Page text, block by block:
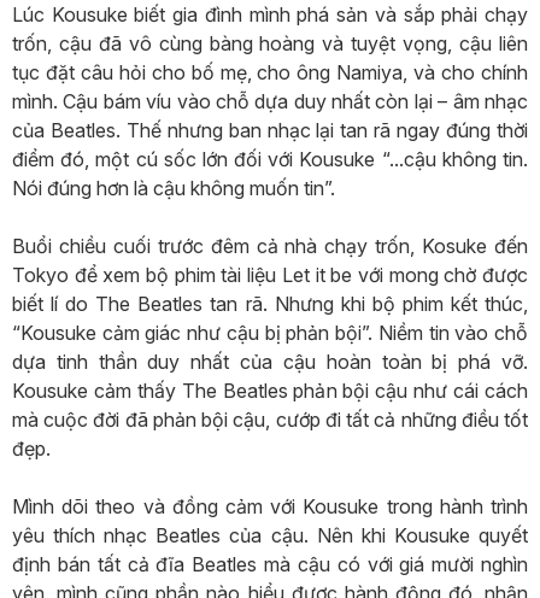
Lúc Kousuke biết gia đình mình phá sản và sắp phải chạy
trốn, cậu đã vô cùng bàng hoàng và tuyệt vọng, cậu liên
tục đặt câu hỏi cho bố mẹ, cho ông Namiya, và cho chính
mình. Cậu bám víu vào chỗ dựa duy nhất còn lại – âm nhạc
của Beatles. Thế nhưng ban nhạc lại tan rã ngay đúng thời
điểm đó, một cú sốc lớn đối với Kousuke “...cậu không tin.
Nói đúng hơn là cậu không muốn tin”.
Buổi chiều cuối trước đêm cả nhà chạy trốn, Kosuke đến
Tokyo để xem bộ phim tài liệu Let it be với mong chờ được
biết lí do The Beatles tan rã. Nhưng khi bộ phim kết thúc,
“Kousuke cảm giác như cậu bị phản bội”. Niềm tin vào chỗ
dựa tinh thần duy nhất của cậu hoàn toàn bị phá vỡ.
Kousuke cảm thấy The Beatles phản bội cậu như cái cách
mà cuộc đời đã phản bội cậu, cướp đi tất cả những điều tốt
đẹp.
Mình dõi theo và đồng cảm với Kousuke trong hành trình
yêu thích nhạc Beatles của cậu. Nên khi Kousuke quyết
định bán tất cả đĩa Beatles mà cậu có với giá mười nghìn
yên, mình cũng phần nào hiểu được hành động đó, nhận